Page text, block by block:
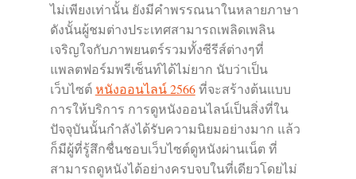
ไม่เพียงเท่านั้น ยังมีคำพรรณนาในหลายภาษา
ดังนั้นผู้ชมต่างประเทศสามารถเพลิดเพลิน
เจริญใจกับภาพยนตร์รวมทั้งซีรีส์ต่างๆที่
แพลตฟอร์มพรีเซ็นท์ได้ไม่ยาก นับว่าเป็น
เว็บไซต์หนังออนไลน์ 2566ที่จะสร้างต้นแบบ
การให้บริการ การดูหนังออนไลน์เป็นสิ่งที่ใน
ปัจจุบันนั้นกำลังได้รับความนิยมอย่างมาก แล้ว
ก็มีผู้ที่รู้สึกชื่นชอบเว็บไซต์ดูหนังผ่านเน็ต ที่
สามารถดูหนังได้อย่างครบจบในที่เดียวโดยไม่